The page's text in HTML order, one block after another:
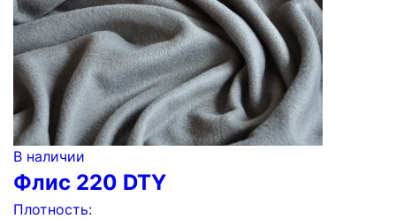
В наличии
Флис 220 DTY
Плотность: